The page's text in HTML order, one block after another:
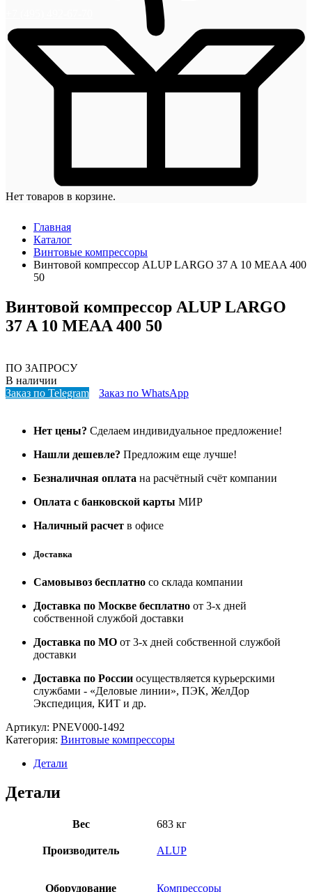
Нет товаров в корзине.
Главная
Каталог
Винтовые компрессоры
Винтовой компрессор ALUP LARGO 37 A 10 MEAA 400
50
Винтовой компрессор ALUP LARGO
37 A 10 MEAA 400 50
ПО ЗАПРОСУ
В наличии
Заказ по Telegram
Заказ по WhatsApp
Нет цены? Сделаем индивидуальное предложение!
Нашли дешевле? Предложим еще лучше!
Безналичная оплата на расчётный счёт компании
Оплата с банковской карты МИР
Наличный расчет в офисе
Доставка
Самовывоз бесплатно со склада компании
Доставка по Москве бесплатно от 3-х дней
собственной службой доставки
Доставка по МО от 3-х дней собственной службой
доставки
Доставка по России осуществляется курьерскими
службами - «Деловые линии», ПЭК, ЖелДор
Экспедиция, КИТ и др.
Артикул: PNEV000-1492
Категория: Винтовые компрессоры
Детали
Детали
Вес 683 кг
Производитель ALUP
Оборудование Компрессоры